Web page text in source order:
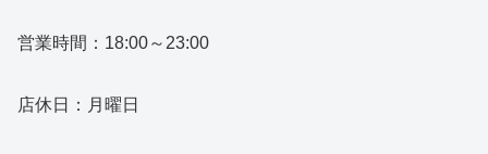
営業時間：18:00～23:00
店休日：月曜日